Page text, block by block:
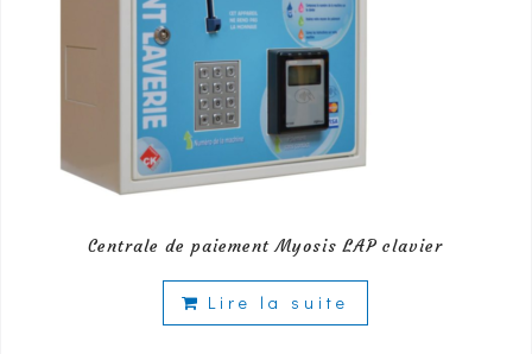
Centrale de paiement Myosis LAP clavier
Lire la suite